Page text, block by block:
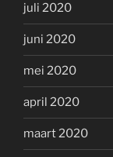
juli 2020
juni 2020
mei 2020
april 2020
maart 2020